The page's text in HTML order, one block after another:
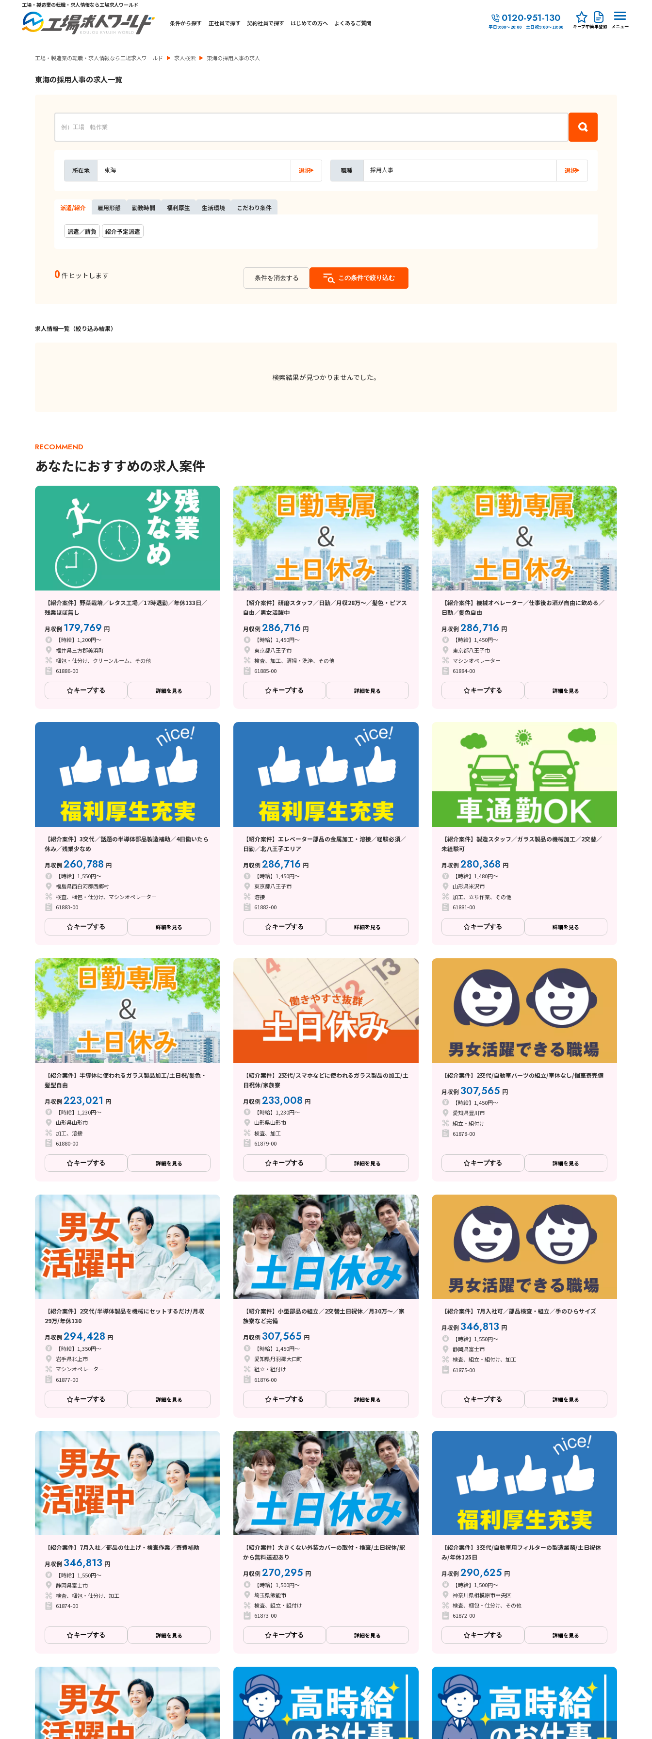
工場・製造業の転職・求人情報なら工場求人ワールド
条件から探す 正社員で探す 契約社員で探す はじめての方へ よくあるご質問 0120-951-130
平日9:00～20:00 土日祝9:00～18:00 キープ中簡単登録 メニュー
工場・製造業の転職・求人情報なら工場求人ワールド 求人検索 東海の採用人事の求人
東海の採用人事の求人一覧
所在地 東海 選択 職種 採用人事 選択
派遣/紹介 雇用形態 勤務時間 福利厚生 生活環境 こだわり条件
派遣／請負 紹介予定派遣
0 件ヒットします 条件を消去する この条件で絞り込む
求人情報一覧（絞り込み結果）
検索結果が見つかりませんでした。
RECOMMEND
あなたにおすすめの求人案件
【紹介案件】野菜栽培／レタス工場／17時退勤／年休133日／
残業ほぼ無し
月収例 179,769 円
【時給】1,200円～
福井県三方郡美浜町
梱包・仕分け、クリーンルーム、その他
61886-00
キープする 詳細を見る
【紹介案件】研磨スタッフ／日勤／月収28万～／髪色・ピアス
自由／男女活躍中
月収例286,716 円
【時給】1,450円～
東京都八王子市
検査、加工、清掃・洗浄、その他
61885-00
キープする 詳細を見る
【紹介案件】機械オペレーター／仕事後お酒が自由に飲める／
日勤／髪色自由
月収例286,716 円
【時給】1,450円～
東京都八王子市
マシンオペレーター
61884-00
キープする 詳細を見る
【紹介案件】3交代／話題の半導体部品製造補助／4日働いたら
休み／残業少なめ
月収例260,788 円
【時給】1,550円～
福島県西白河郡西郷村
検査、梱包・仕分け、マシンオペレーター
61883-00
キープする 詳細を見る
【紹介案件】エレベーター部品の金属加工・溶接／経験必須／
日勤／北八王子エリア
月収例286,716 円
【時給】1,450円～
東京都八王子市
溶接
61882-00
キープする 詳細を見る
【紹介案件】製造スタッフ／ガラス製品の機械加工／2交替／
未経験可
月収例280,368 円
【時給】1,480円～
山形県米沢市
加工、立ち作業、その他
61881-00
キープする 詳細を見る
【紹介案件】半導体に使われるガラス製品加工/土日祝/髪色・
髪型自由
月収例223,021 円
【時給】1,230円～
山形県山形市
加工、溶接
61880-00
キープする 詳細を見る
【紹介案件】2交代/スマホなどに使われるガラス製品の加工/土
日祝休/家族寮
月収例233,008 円
【時給】1,230円～
山形県山形市
検査、加工
61879-00
キープする 詳細を見る
【紹介案件】2交代/自動車パーツの組立/車体なし/個室寮完備
月収例 307,565 円
【時給】1,450円～
愛知県豊川市
組立・組付け
61878-00
キープする 詳細を見る
【紹介案件】2交代/半導体製品を機械にセットするだけ/月収
29万/年休130
月収例294,428 円
【時給】1,350円～
岩手県北上市
マシンオペレーター
61877-00
キープする 詳細を見る
【紹介案件】小型部品の組立／2交替土日祝休／月30万～／家
族寮など完備
月収例 307,565 円
【時給】1,450円～
愛知県丹羽郡大口町
組立・組付け
61876-00
キープする 詳細を見る
【紹介案件】7月入社可／部品検査・組立／手のひらサイズ
月収例 346,813 円
【時給】1,550円～
静岡県富士市
検査、組立・組付け、加工
61875-00
キープする 詳細を見る
【紹介案件】7月入社／部品の仕上げ・検査作業／寮費補助
月収例 346,813 円
【時給】1,550円～
静岡県富士市
検査、梱包・仕分け、加工
61874-00
キープする 詳細を見る
【紹介案件】大きくない外装カバーの取付・検査/土日祝休/駅
から無料送迎あり
月収例270,295 円
【時給】1,500円～
埼玉県飯能市
検査、組立・組付け
61873-00
キープする 詳細を見る
【紹介案件】3交代/自動車用フィルターの製造業務/土日祝休
み/年休125日
月収例290,625 円
【時給】1,500円～
神奈川県相模原市中央区
検査、梱包・仕分け、その他
61872-00
キープする 詳細を見る